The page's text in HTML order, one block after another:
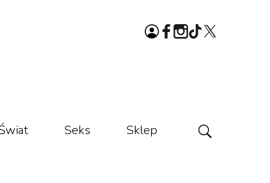
Seks Sklep